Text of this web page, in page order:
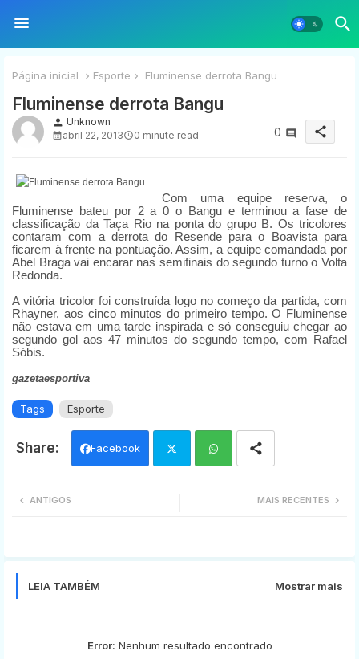
Página inicial Esporte Fluminense derrota Bangu
Fluminense derrota Bangu
person Unknown
abril 22, 2013
0 minute read 0 share
Com uma equipe reserva, o
Fluminense bateu por 2 a 0 o Bangu e terminou a fase de
classificação da Taça Rio na ponta do grupo B. Os tricolores
contaram com a derrota do Resende para o Boavista para
ficarem à frente na pontuação. Assim, a equipe comandada por
Abel Braga vai encarar nas semifinais do segundo turno o Volta
Redonda.
A vitória tricolor foi construída logo no começo da partida, com
Rhayner, aos cinco minutos do primeiro tempo. O Fluminense
não estava em uma tarde inspirada e só conseguiu chegar ao
segundo gol aos 47 minutos do segundo tempo, com Rafael
Sóbis.
gazetaesportiva
Tags Esporte
Facebook
MAIS RECENTES
ANTIGOS
LEIA TAMBÉM Mostrar mais
Error: Nenhum resultado encontrado